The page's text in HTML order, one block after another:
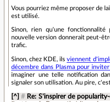
Vous pourriez même proposer de
est utilisé.
Sinon, rien qu'une
nouvelle version donnerait peut-
trafic.
Sinon, chez KDE, ilsviennent
décembre dans Plasma pour
imaginer une telle notification
signaler son utilisation. Au pire,
[^] # Re: S'inspirer de